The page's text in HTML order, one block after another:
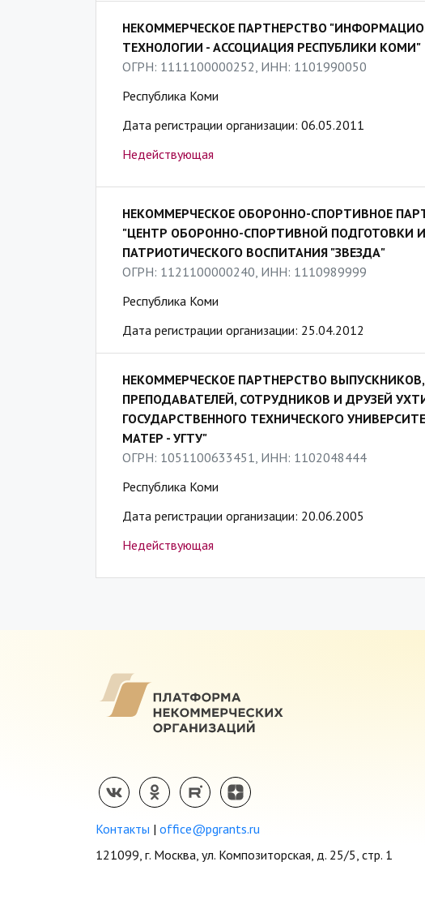
НЕКОММЕРЧЕСКОЕ ПАРТНЕРСТВО
ТЕХНОЛОГИИ - АССОЦИАЦИЯ РЕСПУБЛИКИ КОМИ"
ОГРН: 1111100000252, ИНН: 1101990050
Республика Коми
Дата регистрации организации: 06.05.2011
Недействующая
НЕКОММЕРЧЕСКОЕ ОБОРОННО-СПОРТИВНОЕ
"ЦЕНТР ОБОРОННО-СПОРТИВНОЙ ПОДГОТОВКИ И
ПАТРИОТИЧЕСКОГО ВОСПИТАНИЯ "ЗВЕЗДА"
ОГРН: 1121100000240, ИНН: 1110989999
Республика Коми
Дата регистрации организации: 25.04.2012
НЕКОММЕРЧЕСКОЕ ПАРТНЕРСТВО ВЫПУСКНИКОВ,
ПРЕПОДАВАТЕЛЕЙ, СОТРУДНИКОВ И ДРУЗЕЙ
ГОСУДАРСТВЕННОГО ТЕХНИЧЕСКОГО
МАТЕР - УГТУ"
ОГРН: 1051100633451, ИНН: 1102048444
Республика Коми
Дата регистрации организации: 20.06.2005
Недействующая
Контакты | office@pgrants.ru
121099, г. Москва, ул. Композиторская, д. 25/5, стр. 1